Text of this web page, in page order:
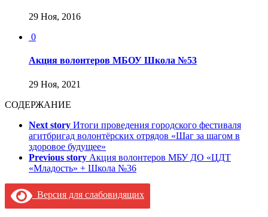
29 Ноя, 2016
0
Акция волонтеров МБОУ Школа №53
29 Ноя, 2021
СОДЕРЖАНИЕ
Next story Итоги проведения городского фестиваля
агитбригад волонтёрских отрядов «Шаг за шагом в
здоровое будущее»
Previous story Акция волонтеров МБУ ДО «ЦДТ
«Младость» + Школа №36
Версия для слабовидящих